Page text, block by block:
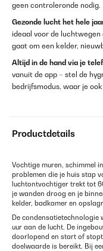
geen controleronde nodig.
Gezonde lucht het hele
ideaal voor de
gaat om een kelder,
Altijd in de hand via je
vanuit de app – stel de
bedrijfsmodus, waar je
Productdetails
Vochtige muren, schimmel
problemen die je huis stap
luchtontvochtiger trekt tot
je wanden droog en je
kelder, badkamer en
De
uur aan de lucht. De
doorlopend en start of
doelwaarde is bereikt. Bij